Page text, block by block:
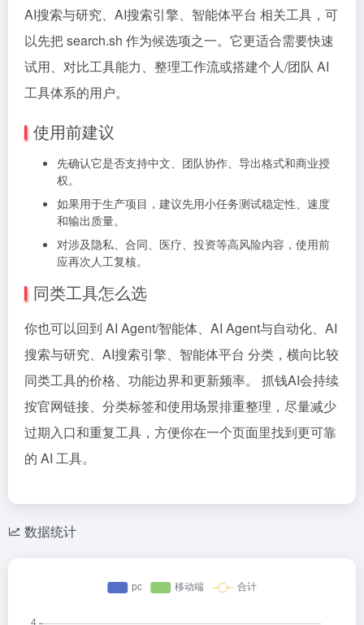
AI搜索与研究、AI搜索引擎、智能体平台 相关工具，可
以先把 search.sh 作为候选项之一。它更适合需要快速
试用、对比工具能力、整理工作流或搭建个人/团队 AI
工具体系的用户。
使用前建议
先确认它是否支持中文、团队协作、导出格式和商业授
权。
如果用于生产项目，建议先用小任务测试稳定性、速度
和输出质量。
对涉及隐私、合同、医疗、投资等高风险内容，使用前
应再次人工复核。
同类工具怎么选
你也可以回到 AI Agent/智能体、AI Agent与自动化、AI
搜索与研究、AI搜索引擎、智能体平台 分类，横向比较
同类工具的价格、功能边界和更新频率。 抓钱AI会持续
按官网链接、分类标签和使用场景排重整理，尽量减少
过期入口和重复工具，方便你在一个页面里找到更可靠
的 AI 工具。
数据统计